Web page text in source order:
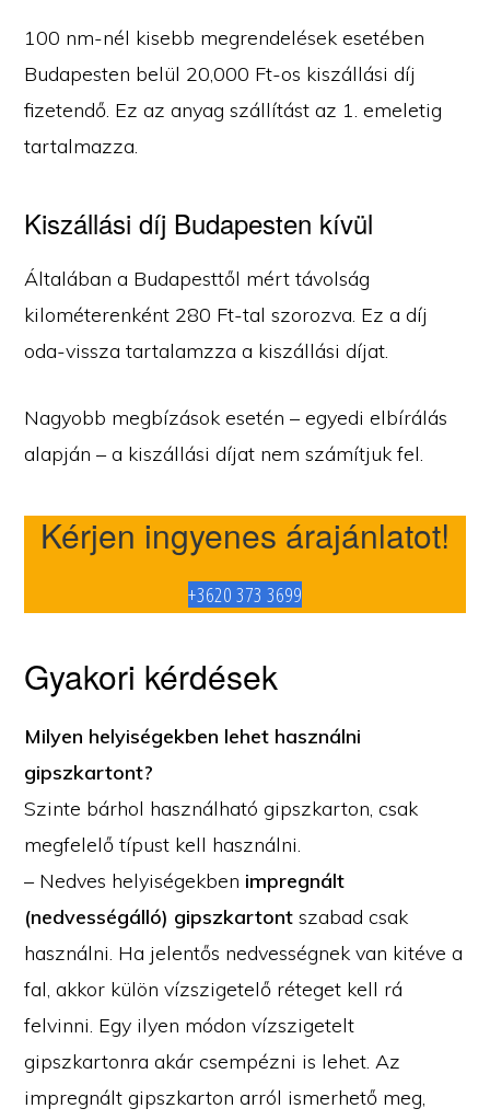
100 nm-nél kisebb megrendelések esetében
Budapesten belül 20,000 Ft-os kiszállási díj
fizetendő. Ez az anyag szállítást az 1. emeletig
tartalmazza.
Kiszállási díj Budapesten kívül
Általában a Budapesttől mért távolság
kilométerenként 280 Ft-tal szorozva. Ez a díj
oda-vissza tartalamzza a kiszállási díjat.
Nagyobb megbízások esetén – egyedi elbírálás
alapján – a kiszállási díjat nem számítjuk fel.
Kérjen ingyenes árajánlatot!
+3620 373 3699
Gyakori kérdések
Milyen helyiségekben lehet használni
gipszkartont?
Szinte bárhol használható gipszkarton, csak
megfelelő típust kell használni.
– Nedves helyiségekben impregnált
(nedvességálló) gipszkartont szabad csak
használni. Ha jelentős nedvességnek van kitéve a
fal, akkor külön vízszigetelő réteget kell rá
felvinni. Egy ilyen módon vízszigetelt
gipszkartonra akár csempézni is lehet. Az
impregnált gipszkarton arról ismerhető meg,